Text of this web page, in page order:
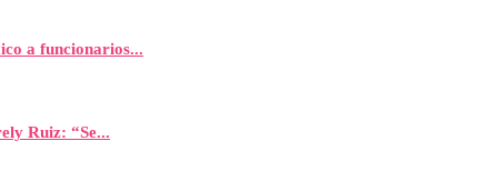
a funcionarios...
Ruiz: “Se...